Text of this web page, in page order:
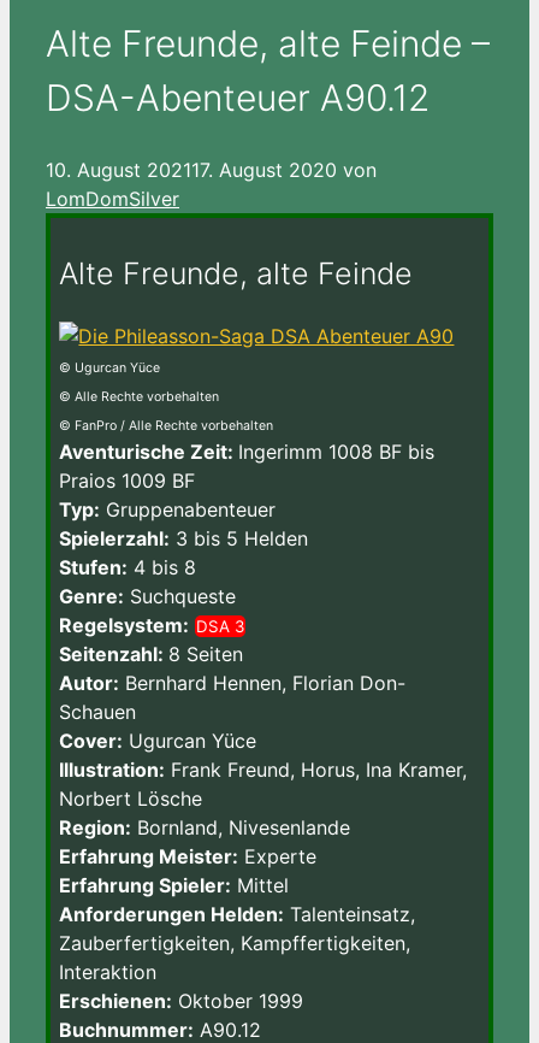
Alte Freunde, alte Feinde –
DSA-Abenteuer A90.12
10. August 202117. August 2020 von
LomDomSilver
Alte Freunde, alte Feinde
© Ugurcan Yüce
© Alle Rechte vorbehalten
© FanPro / Alle Rechte vorbehalten
Aventurische Zeit: Ingerimm 1008 BF bis
Praios 1009 BF
Typ: Gruppenabenteuer
Spielerzahl: 3 bis 5 Helden
Stufen: 4 bis 8
Genre: Suchqueste
Regelsystem: DSA 3
Seitenzahl: 8 Seiten
Autor: Bernhard Hennen, Florian Don-
Schauen
Cover: Ugurcan Yüce
Illustration: Frank Freund, Horus, Ina Kramer,
Norbert Lösche
Region: Bornland, Nivesenlande
Erfahrung Meister: Experte
Erfahrung Spieler: Mittel
Anforderungen Helden: Talenteinsatz,
Zauberfertigkeiten, Kampffertigkeiten,
Interaktion
Erschienen: Oktober 1999
Buchnummer: A90.12